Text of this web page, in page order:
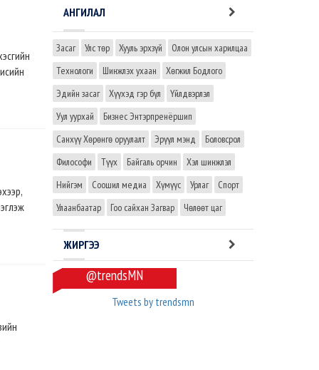
АНГИЛАЛ
Засаг Улс төр Хууль эрхзүй
Олон улсын харилцаа
Технологи
Шинжлэх ухаан
Хөгжил Бодлого
Эдийн засаг
Хүүхэд гэр бүл
Үйлдвэрлэл
Уул уурхай
Бизнес Энтэрпренёршип
Санхүү Хөрөнгө оруулалт
Эрүүл мэнд
Боловсрол
Философи
Түүх Байгаль орчин
Хэл шинжлэл
Нийгэм
Соошил медиа Хүмүүс Урлаг
Спорт
Улаанбаатар
Гоо сайхан Загвар Чөлөөт цаг
ЖИРГЭЭ
@trendsMN
Tweets by trendsmn